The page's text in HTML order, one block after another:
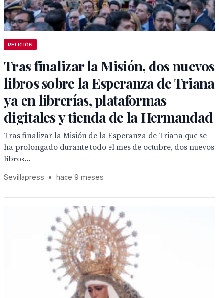
RELIGIÓN
Tras finalizar la Misión, dos nuevos
libros sobre la Esperanza de Triana
ya en librerías, plataformas
digitales y tienda de la Hermandad
Tras finalizar la Misión de la Esperanza de Triana que se
ha prolongado durante todo el mes de octubre, dos nuevos
libros...
Sevillapress • hace 9 meses